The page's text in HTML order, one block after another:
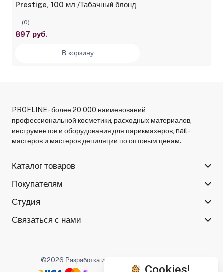
Prestige, 100 мл /Табачный блонд
(0)
897 руб.
В корзину
PROFLINE - более 20 000 наименований
профессиональной косметики, расходных материалов,
инструментов и оборудования для парикмахеров, nail-
мастеров и мастеров депиляции по оптовым ценам.
Каталог товаров
Покупателям
Студия
Связаться с нами
©2026 Разработка и поддержка -
Cookies!